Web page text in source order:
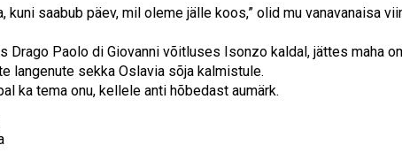
kuni saabub päev, mil oleme jälle koos,” olid mu vanavanaisa
Drago Paolo di Giovanni võitluses Isonzo kaldal, jättes maha
langenute sekka Oslavia sõja kalmistule.
ka tema onu, kellele anti hõbedast aumärk.